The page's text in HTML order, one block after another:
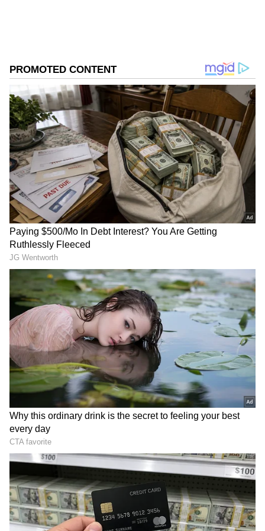
DEBEL ஆய்வகத்தில் இந்த இன்டர்ன்ஷிப்
நடைபெறுகிறது. UGC அல்லது AICTE
அங்கீகாரம் பெற்ற கல்லூரிகளில்
பொறியியல் அல்லது அறிவியல் பிரிவில்
படிக்கும் இளங்கலை மற்றும் முதுகலை
மாணவர்கள் விண்ணப்பிக்கலாம்.
முக்கிய தகுதிகள்:
பொறியியல் / அறிவியல் மாணவர்கள்
மட்டும்
அங்கீகாரம் பெற்ற கல்லூரி அவசியம்
மெரிட் அடிப்படையில் தேர்வு
ரூ.30,000 வரை உதவித்தொகை.
ரூ.16,999க்கு OnePlus Pad.. iPad முதல்
Xiaomi Pad வரை செம்ம ஆஃபர்.. அதிரடி
விலை குறைப்பு
ஏசியாநெட் தமிழ்-ஐ உங்கள் முதன்மைத்
தேர்வாக்குங்கள்